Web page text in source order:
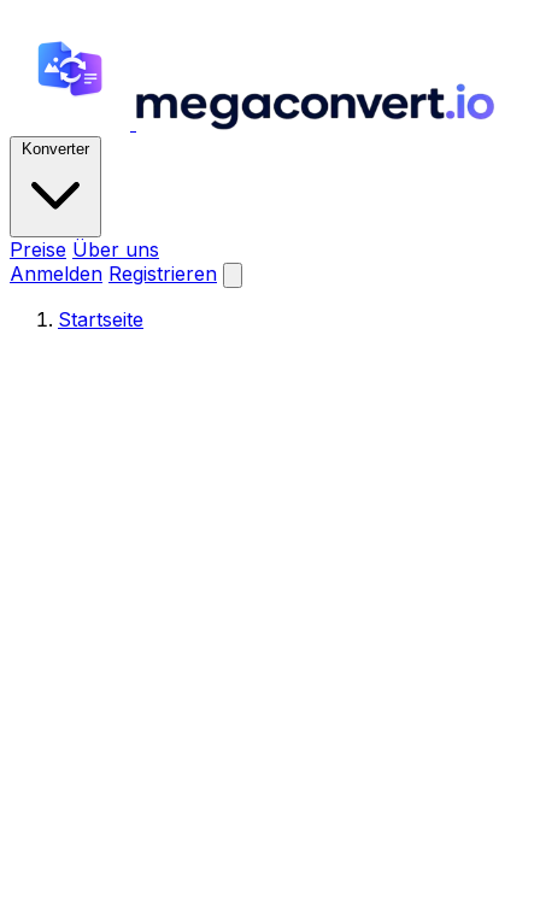
Konverter
Preise Über uns
Anmelden Registrieren
Startseite